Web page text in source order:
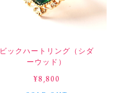
ビックハートリング（シダ
ーウッド）
¥8,800